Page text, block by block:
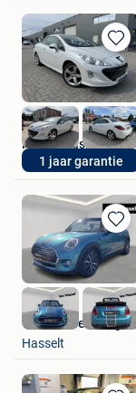
in
Mijn
1 jaar garantie
Rizq Occasions BV
Brecht
in
Mijn
Van Mossel
Hasselt